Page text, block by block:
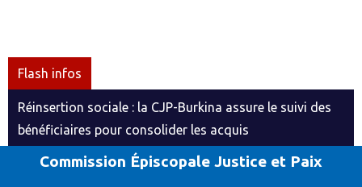
Flash infos
Réinsertion sociale : la CJP-Burkina assure le suivi des
bénéficiaires pour consolider les acquis
Commission Épiscopale Justice et Paix